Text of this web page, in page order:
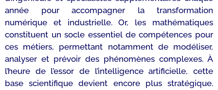
année pour accompagner la transformation
numérique et industrielle. Or, les mathématiques
constituent un socle essentiel de compétences pour
ces métiers, permettant notamment de modéliser,
analyser et prévoir des phénomènes complexes. À
l’heure de l’essor de l’intelligence artificielle, cette
base scientifique devient encore plus stratégique.